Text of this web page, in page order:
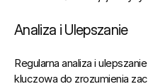
Analiza i Ulepszanie
Regularna analiza i
kluczowa do zrozumienia